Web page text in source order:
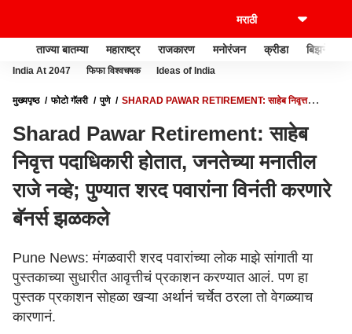
ताज्या बातम्या महाराष्ट्र राजकारण मनोरंजन क्रीडा बिझनेस
India At 2047 फिफा विश्वचषक Ideas of India
मुख्यपृष्ठ फोटो गॅलरी पुणे
SHARAD PAWAR RETIREMENT: साहेब निवृत्त
Sharad Pawar Retirement: साहेब
निवृत्त पदाधिकारी होतात, जनतेच्या मनातील
राजे नव्हे; पुण्यात शरद पवारांना विनंती करणारे
बॅनर्स झळकले
Pune News: मंगळवारी शरद पवारांच्या लोक माझे सांगाती या
पुस्तकाच्या सुधारीत आवृत्तीचं प्रकाशन करण्यात आलं. पण हा
पुस्तक प्रकाशन सोहळा खऱ्या अर्थानं चर्चेत ठरला तो वेगळ्याच
कारणानं.